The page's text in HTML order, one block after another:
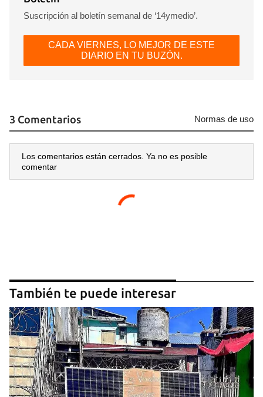
Para poder guardar como favorito, primero has de
iniciar sesión con tu cuenta de 14ymedio.
Suscripción al boletín semanal de ‘14ymedio’.
CADA VIERNES, LO MEJOR DE ESTE
DIARIO EN TU BUZÓN.
3 Comentarios Normas de uso
Los comentarios están cerrados. Ya no es posible
comentar
También te puede interesar